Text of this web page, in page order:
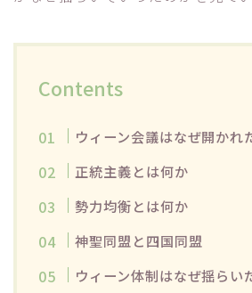
Contents
ウィーン会議はなぜ開かれ
正統主義とは何か
勢力均衡とは何か
神聖同盟と四国同盟
ウィーン体制はなぜ揺らい